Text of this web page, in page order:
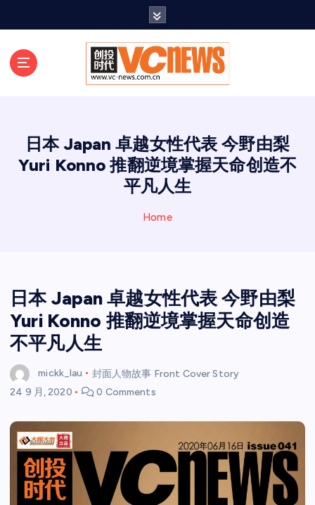
日本 Japan 卓越女性代表 今野由梨
Yuri Konno 推翻逆境掌握天命创造不
平凡人生
Home
日本 Japan 卓越女性代表 今野由梨
Yuri Konno 推翻逆境掌握天命创造
不平凡人生
mickk_lau
封面人物故事 Front Cover Story
24 9 月, 2020
0 Comments